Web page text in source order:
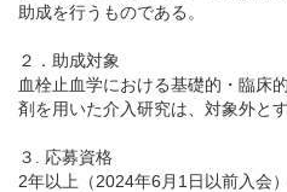
助成を行うものである。
２．助成対象
血栓止血学における基礎的・臨床
剤を用いた介入研究は、対象外とす
３. 応募資格
2年以上（2024年6月1日以前入会